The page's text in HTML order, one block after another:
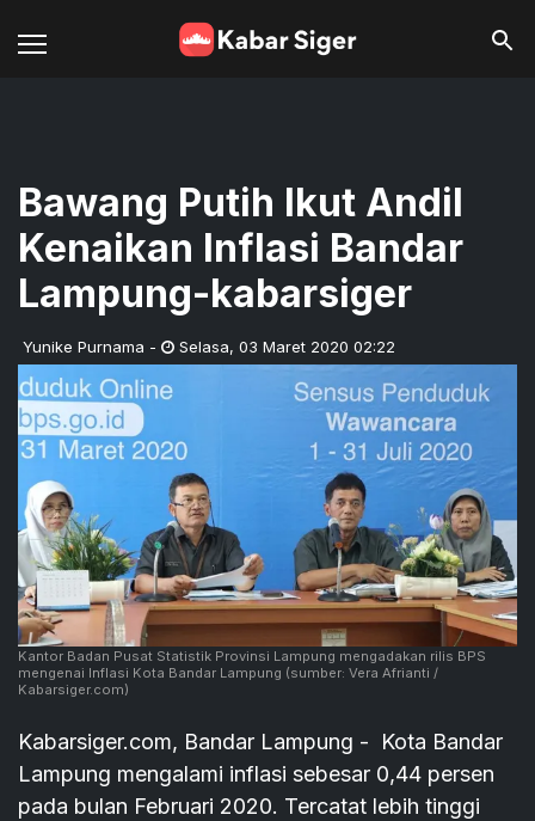
Bawang Putih Ikut Andil
Kenaikan Inflasi Bandar
Lampung-kabarsiger
Yunike Purnama - Selasa, 03 Maret 2020 02:22
Kantor Badan Pusat Statistik Provinsi Lampung mengadakan rilis BPS
mengenai Inflasi Kota Bandar Lampung (sumber: Vera Afrianti /
Kabarsiger.com)
Kabarsiger.com, Bandar Lampung - Kota Bandar
Lampung mengalami inflasi sebesar 0,44 persen
pada bulan Februari 2020. Tercatat lebih tinggi